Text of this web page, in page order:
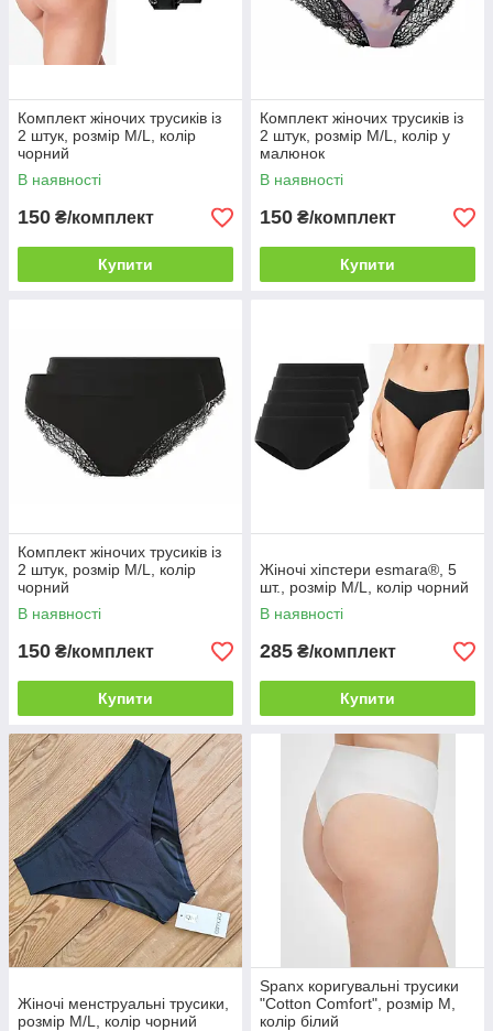
Комплект жіночих трусиків із
2 штук, розмір M/L, колір
чорний
В наявності
150 ₴/комплект
Купити
Комплект жіночих трусиків із
2 штук, розмір M/L, колір у
малюнок
В наявності
150 ₴/комплект
Купити
Комплект жіночих трусиків із
2 штук, розмір M/L, колір
чорний
В наявності
150 ₴/комплект
Купити
Жіночі хіпстери esmara®, 5
шт., розмір M/L, колір чорний
В наявності
285 ₴/комплект
Купити
Жіночі менструальні трусики,
розмір M/L, колір чорний
Spanx коригувальні трусики
"Cotton Comfort", розмір M,
колір білий